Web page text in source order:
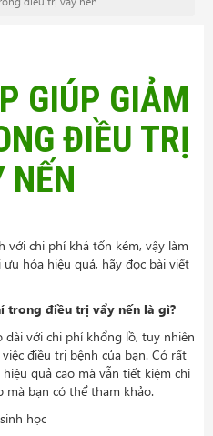
GIÚP GIẢM
ĐIỀU TRỊ
NẾN
chi phí khá tốn kém, vậy làm
hóa hiệu quả, hãy đọc bài viết
trong điều trị vẩy nến là gì?
với chi phí khổng lồ, tuy nhiên
điều trị bệnh của bạn. Có rất
quả cao mà vẫn tiết kiệm chi
mà bạn có thể tham khảo.
học